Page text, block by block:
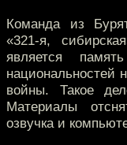
Команда из
«321-я,
является
национальностей
войны. Такое
Материалы
озвучка и